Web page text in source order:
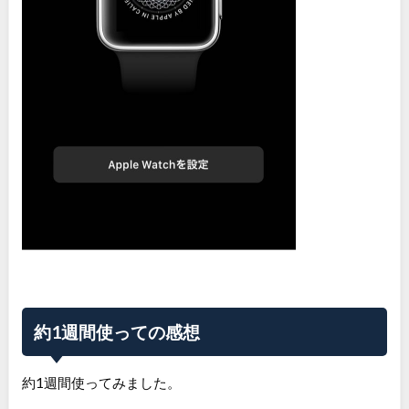
約1週間使っての感想
約1週間使ってみました。